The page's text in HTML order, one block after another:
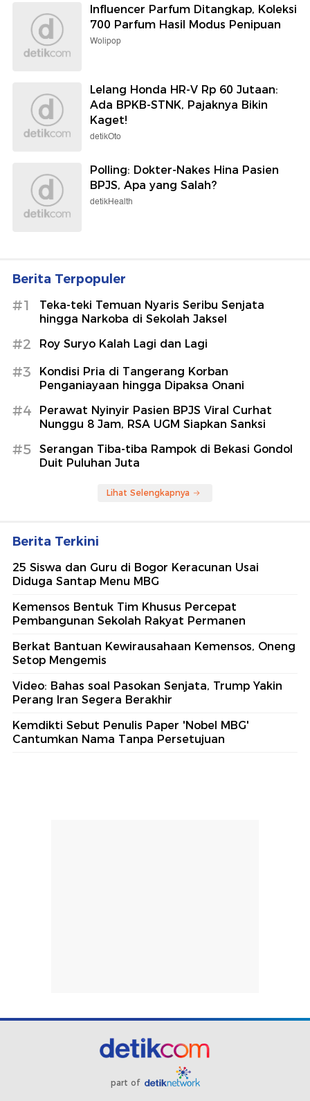
Influencer Parfum Ditangkap, Koleksi
700 Parfum Hasil Modus Penipuan
Wolipop
Lelang Honda HR-V Rp 60 Jutaan:
Ada BPKB-STNK, Pajaknya Bikin
Kaget!
detikOto
Polling: Dokter-Nakes Hina Pasien
BPJS, Apa yang Salah?
detikHealth
Berita Terpopuler
#1
Teka-teki Temuan Nyaris Seribu Senjata
hingga Narkoba di Sekolah Jaksel
#2 Roy Suryo Kalah Lagi dan Lagi
#3
Kondisi Pria di Tangerang Korban
Penganiayaan hingga Dipaksa Onani
#4
Perawat Nyinyir Pasien BPJS Viral Curhat
Nunggu 8 Jam, RSA UGM Siapkan Sanksi
#5
Serangan Tiba-tiba Rampok di Bekasi Gondol
Duit Puluhan Juta
Lihat Selengkapnya
Berita Terkini
25 Siswa dan Guru di Bogor Keracunan Usai
Diduga Santap Menu MBG
Kemensos Bentuk Tim Khusus Percepat
Pembangunan Sekolah Rakyat Permanen
Berkat Bantuan Kewirausahaan Kemensos, Oneng
Setop Mengemis
Video: Bahas soal Pasokan Senjata, Trump Yakin
Perang Iran Segera Berakhir
Kemdikti Sebut Penulis Paper 'Nobel MBG'
Cantumkan Nama Tanpa Persetujuan
part of